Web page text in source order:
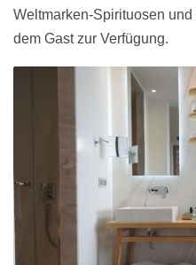
Weltmarken-Spirituosen
dem Gast zur Verfügung.